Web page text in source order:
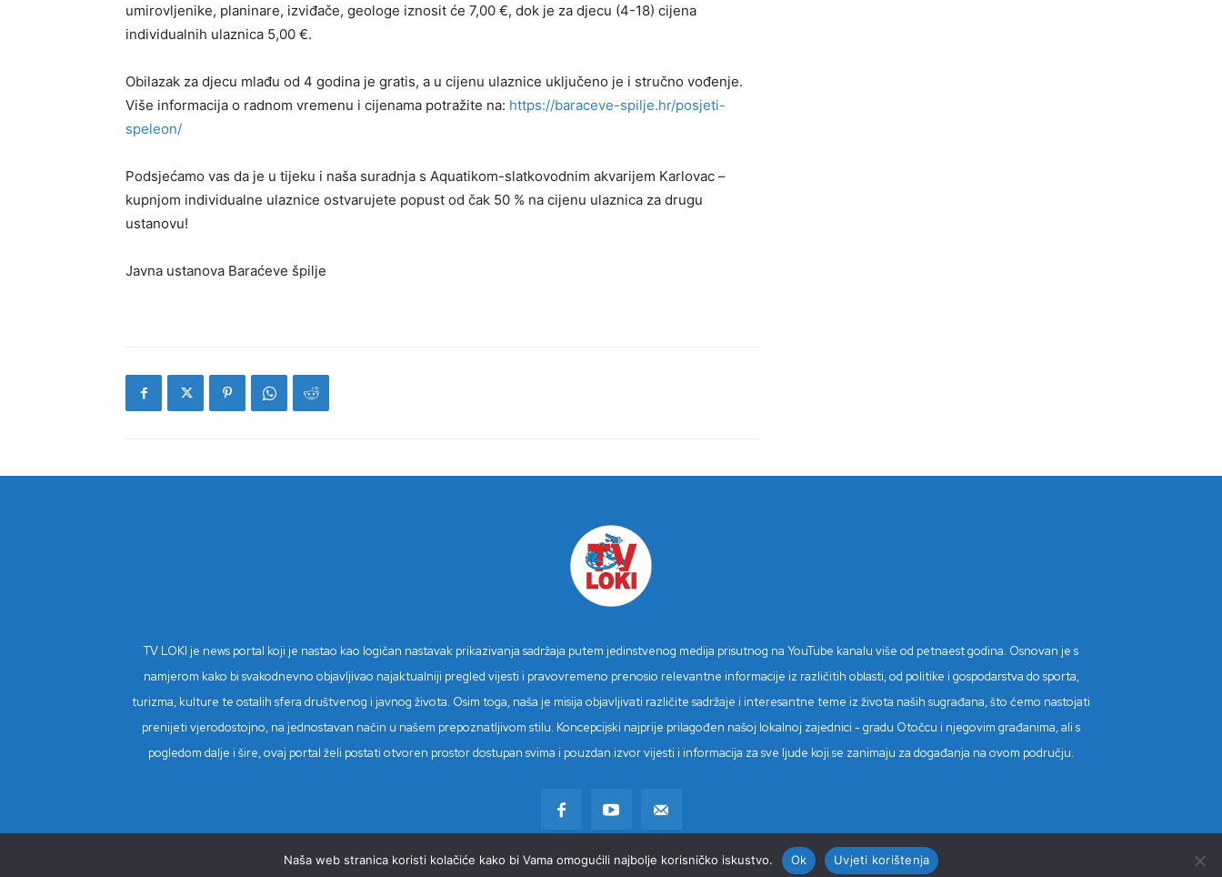
umirovljenike, planinare, izviđače, geologe iznosit će 7,00 €, dok je za djecu (4-18) cijena
individualnih ulaznica 5,00 €.
Obilazak za djecu mlađu od 4 godina je gratis, a u cijenu ulaznice uključeno je i stručno vođenje.
Više informacija o radnom vremenu i cijenama potražite na: https://baraceve-spilje.hr/posjeti-
speleon/
Podsjećamo vas da je u tijeku i naša suradnja s Aquatikom-slatkovodnim akvarijem Karlovac –
kupnjom individualne ulaznice ostvarujete popust od čak 50 % na cijenu ulaznica za drugu
ustanovu!
Javna ustanova Baraćeve špilje
TV LOKI je news portal koji je nastao kao logičan nastavak prikazivanja sadržaja putem jedinstvenog medija prisutnog na YouTube kanalu više od petnaest godina. Osnovan je s
namjerom kako bi svakodnevno objavljivao najaktualniji pregled vijesti i pravovremeno prenosio relevantne informacije iz različitih oblasti, od politike i gospodarstva do sporta,
turizma, kulture te ostalih sfera društvenog i javnog života. Osim toga, naša je misija objavljivati različite sadržaje i interesantne teme iz života naših sugrađana, što ćemo nastojati
prenijeti vjerodostojno, na jednostavan način u našem prepoznatljivom stilu. Koncepcijski najprije prilagođen našoj lokalnoj zajednici - gradu Otočcu i njegovim građanima, ali s
pogledom dalje i šire, ovaj portal želi postati otvoren prostor dostupan svima i pouzdan izvor vijesti i informacija za sve ljude koji se zanimaju za događanja na ovom području.
Kontakt
Naša web stranica koristi kolačiće kako bi Vama omogućili najbolje korisničko iskustvo. Ok Uvjeti korištenja